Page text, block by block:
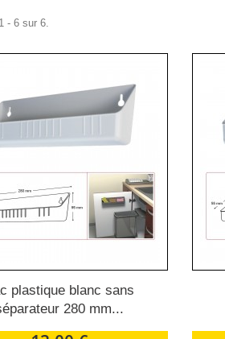
- 6 sur 6.
plastique blanc sans
280 mm...